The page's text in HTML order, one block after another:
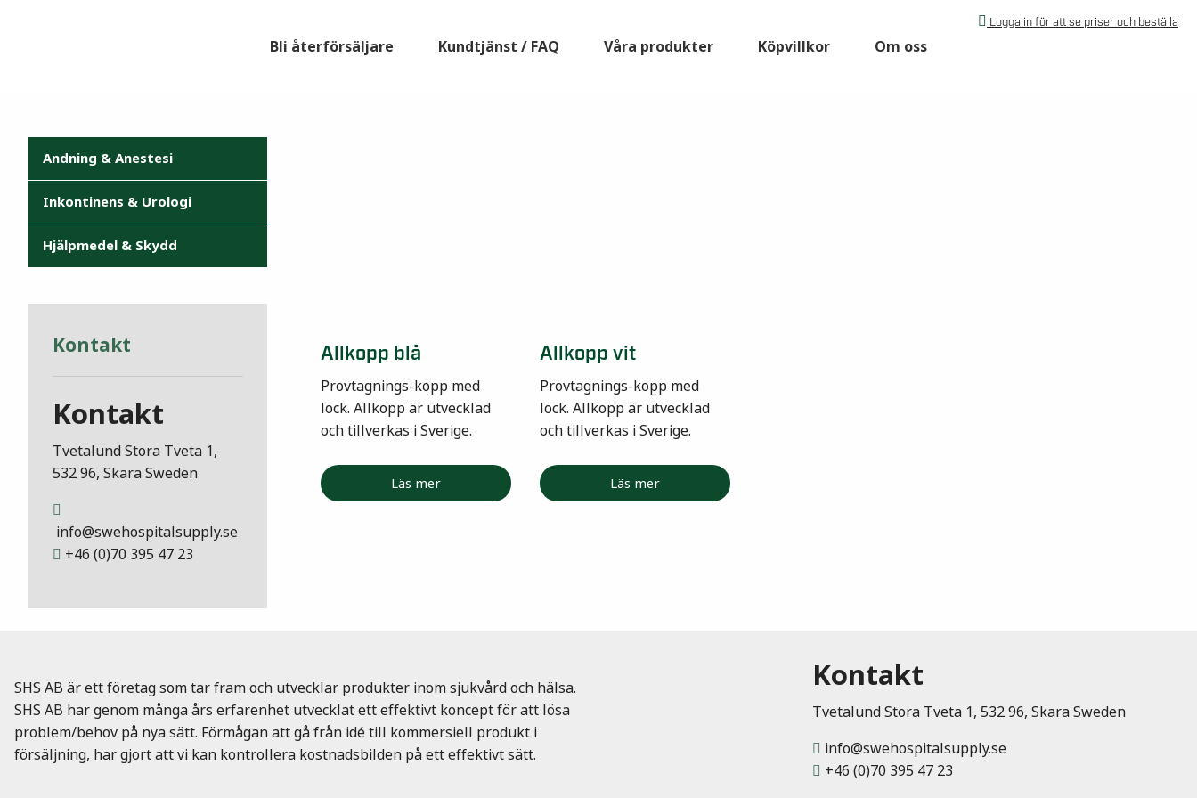
Bli återförsäljare Kundtjänst / FAQ Våra produkter Köpvillkor Om oss
Logga in för att se priser och beställa
Andning & Anestesi
Inkontinens & Urologi
Hjälpmedel & Skydd
Kontakt
Kontakt
Tvetalund Stora Tveta 1,
532 96, Skara Sweden
info@swehospitalsupply.se
+46 (0)70 395 47 23
Allkopp blå
Provtagnings-kopp med
lock. Allkopp är utvecklad
och tillverkas i Sverige.
Läs mer
Allkopp vit
Provtagnings-kopp med
lock. Allkopp är utvecklad
och tillverkas i Sverige.
Läs mer
SHS AB är ett företag som tar fram och utvecklar produkter inom sjukvård och hälsa.
SHS AB har genom många års erfarenhet utvecklat ett effektivt koncept för att lösa
problem/behov på nya sätt. Förmågan att gå från idé till kommersiell produkt i
försäljning, har gjort att vi kan kontrollera kostnadsbilden på ett effektivt sätt.
Kontakt
Tvetalund Stora Tveta 1, 532 96, Skara Sweden
info@swehospitalsupply.se
+46 (0)70 395 47 23